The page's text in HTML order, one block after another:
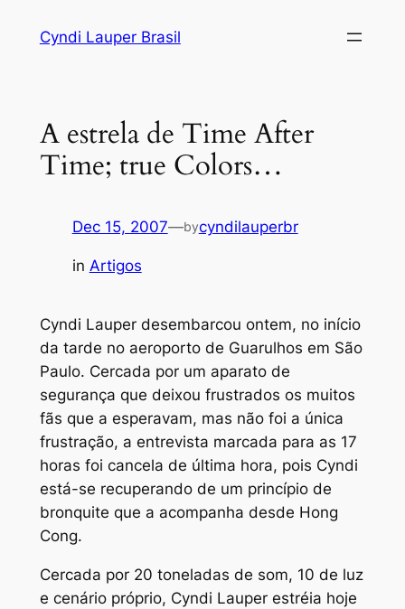
Cyndi Lauper Brasil
A estrela de Time After
Time; true Colors…
Dec 15, 2007—bycyndilauperbr
in Artigos
Cyndi Lauper desembarcou ontem, no início
da tarde no aeroporto de Guarulhos em São
Paulo. Cercada por um aparato de
segurança que deixou frustrados os muitos
fãs que a esperavam, mas não foi a única
frustração, a entrevista marcada para as 17
horas foi cancela de última hora, pois Cyndi
está-se recuperando de um princípio de
bronquite que a acompanha desde Hong
Cong.
Cercada por 20 toneladas de som, 10 de luz
e cenário próprio, Cyndi Lauper estréia hoje